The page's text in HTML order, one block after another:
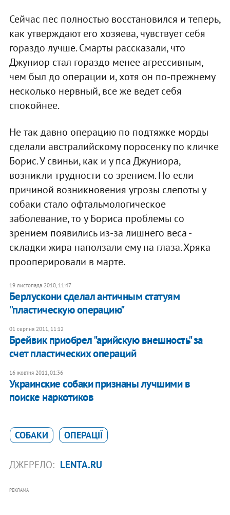
Сейчас пес полностью восстановился и теперь,
как утверждают его хозяева, чувствует себя
гораздо лучше. Смарты рассказали, что
Джуниор стал гораздо менее агрессивным,
чем был до операции и, хотя он по-прежнему
несколько нервный, все же ведет себя
спокойнее.
Не так давно операцию по подтяжке морды
сделали австралийскому поросенку по кличке
Борис. У свиньи, как и у пса Джуниора,
возникли трудности со зрением. Но если
причиной возникновения угрозы слепоты у
собаки стало офтальмологическое
заболевание, то у Бориса проблемы со
зрением появились из-за лишнего веса -
складки жира наползали ему на глаза. Хряка
прооперировали в марте.
19 листопада 2010, 11:47
Берлускони сделал античным статуям
"пластическую операцию"
01 серпня 2011, 11:12
Брейвик приобрел "арийскую внешность" за
счет пластических операций
16 жовтня 2011, 01:36
​Украинские собаки признаны лучшими в
поиске наркотиков
СОБАКИ ОПЕРАЦІЇ
ДЖЕРЕЛО: LENTA.RU
РЕКЛАМА